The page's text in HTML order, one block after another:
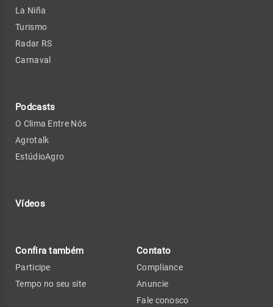
La Niña
Turismo
Radar RS
Carnaval
Podcasts
O Clima Entre Nós
Agrotalk
EstúdioAgro
Vídeos
Confira também
Participe
Tempo no seu site
Contato
Compliance
Anuncie
Fale conosco